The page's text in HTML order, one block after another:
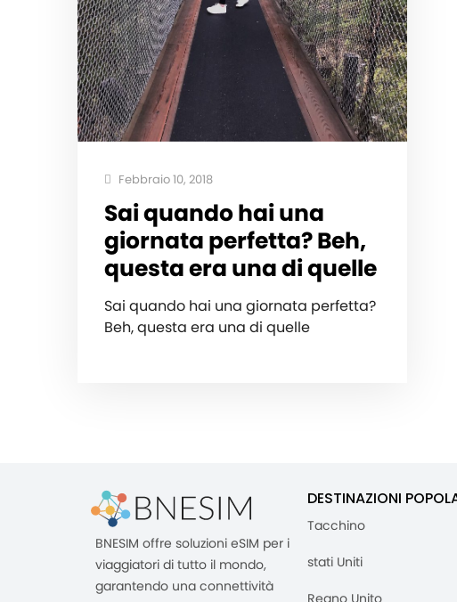
Febbraio 10, 2018
Sai quando hai una
giornata perfetta? Beh,
questa era una di quelle
Sai quando hai una giornata perfetta?
Beh, questa era una di quelle
BNESIM offre soluzioni eSIM per i
viaggiatori di tutto il mondo,
garantendo una connettività
DESTINAZIONI
Tacchino
stati Uniti
Regno Unito